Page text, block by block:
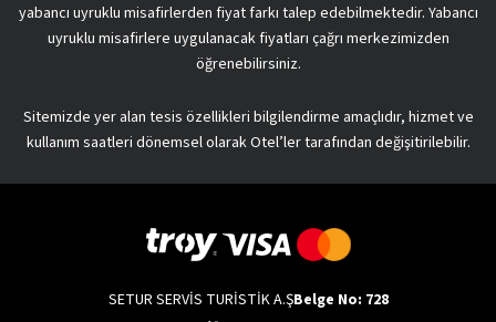
yabancı uyruklu misafirlerden fiyat farkı talep edebilmektedir. Yabancı
uyruklu misafirlere uygulanacak fiyatları çağrı merkezimizden
öğrenebilirsiniz.
Sitemizde yer alan tesis özellikleri bilgilendirme amaçlıdır, hizmet ve
kullanım saatleri dönemsel olarak Otel’ler tarafından değişitirilebilir.
SETUR SERVİS TURİSTİK A.ŞBelge No: 728